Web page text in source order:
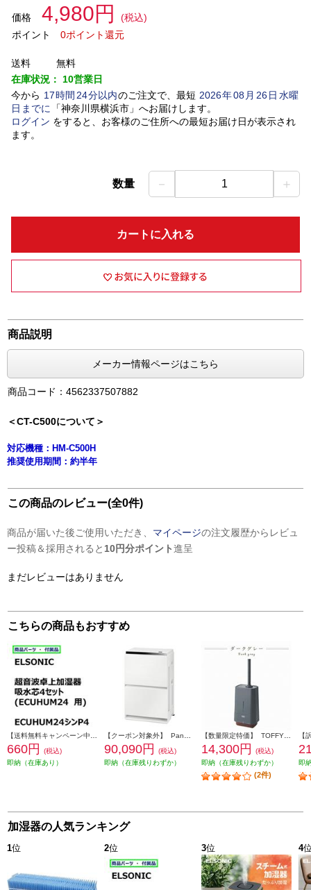
価格 4,980円
(税込)
ポイント
0ポイント還元
送料
無料
在庫状況： 10営業日
今から 17時間 24分以内のご注文で、最短 2026年08 月 26日水曜
日 までに 「神奈川県横浜市」 へお届けします。
ログイン をすると、お客様のご住所への最短お届け日が表示され
ます。
数量 － 1 ＋
カートに入れる
商品説明
メーカー情報ページはこちら
商品コード：4562337507882
＜CT-C500について＞
対応機種：HM-C500H
推奨使用期間：約半年
この商品のレビュー(全0件)
商品が届いた後ご使用いただき、 マイページの注文履歴からレビュ
ー投稿＆採用されると 10円分ポイント進呈
まだレビューはありません
こちらの商品もおすすめ
660円
(税込)
即納（在庫あり）
90,090円
(税込)
即納（在庫残りわずか）
14,300円
(税込)
即納（在庫残りわずか）
(2件)
即
加湿器の人気ランキング
1位 2位 3位 4